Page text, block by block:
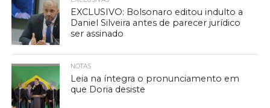
EXCLUSIVO: Bolsonaro editou indulto a
Daniel Silveira antes de parecer jurídico
ser assinado
NOTAS
Leia na íntegra o pronunciamento em
que Doria desiste